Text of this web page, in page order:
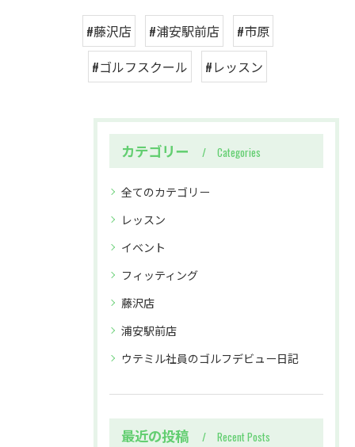
#藤沢店 #浦安駅前店
#市原
#ゴルフスクール
#レッスン
カテゴリー Categories
全てのカテゴリー
レッスン
イベント
フィッティング
藤沢店
浦安駅前店
ウテミル社員のゴルフデビュー日記
最近の投稿 Recent Posts